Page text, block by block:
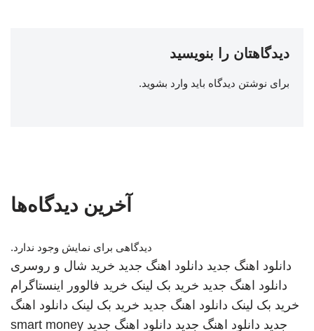
دیدگاهتان را بنویسید
برای نوشتن دیدگاه باید وارد بشوید.
آخرین دیدگاه‌ها
دیدگاهی برای نمایش وجود ندارد.
دانلود اهنگ جدید دانلود اهنگ جدید خرید شال و روسری
دانلود اهنگ جدید خرید بک لینک خرید فالوور اینستاگرام
خرید بک لینک دانلود اهنگ جدید خرید بک لینک دانلود اهنگ
جدید دانلود اهنگ جدید دانلود اهنگ جدید smart money